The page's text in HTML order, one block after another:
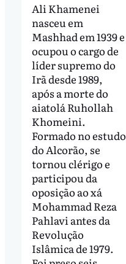
Ali Khamenei
nasceu em
Mashhad em 1939 e
ocupou o cargo de
líder supremo do
Irã desde 1989,
após a morte do
aiatolá Ruhollah
Khomeini.
Formado no estudo
do Alcorão, se
tornou clérigo e
participou da
oposição ao xá
Mohammad Reza
Pahlavi antes da
Revolução
Islâmica de 1979.